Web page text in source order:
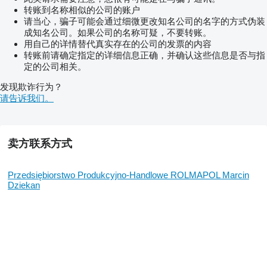
dodatkowa sekcja
pompa 145 l/min (dla 15m lancy)
rama i lanca w ocynku
przeciwwietrzne końcówki
hydrauliczne podnoszenie belki
DOSTĘPNE INNE ROZMIARY
转账到名称相似的公司的账户
请当心，骗子可能会通过细微更改知名公司的名字的方式伪装
成知名公司。如果公司的名称可疑，不要转账。
用自己的详情替代真实存在的公司的发票的内容
转账前请确定指定的详细信息正确，并确认这些信息是否与指
定的公司相关。
发现欺诈行为？
请告诉我们。
卖方联系方式
Przedsiębiorstwo Produkcyjno-Handlowe ROLMAPOL Marcin
Dziekan